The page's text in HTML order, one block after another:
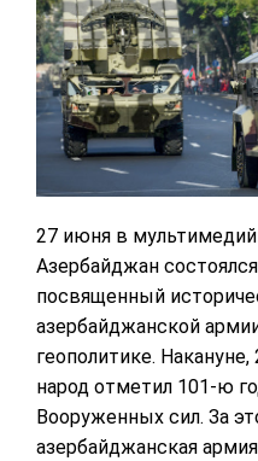
27 июня в
Азербайджан
посвященный
азербайджанской
геополитике.
народ отметил 101-ю
Вооруженных сил. За
азербайджанская